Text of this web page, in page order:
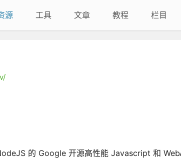
源 工具 文章 教程 栏目
的 Google 开源高性能 Javascript 和